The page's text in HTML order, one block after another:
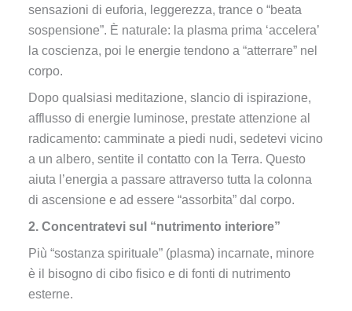
sensazioni di euforia, leggerezza, trance o “beata
sospensione”. È naturale: la plasma prima ‘accelera’
la coscienza, poi le energie tendono a “atterrare” nel
corpo.
Dopo qualsiasi meditazione, slancio di ispirazione,
afflusso di energie luminose, prestate attenzione al
radicamento: camminate a piedi nudi, sedetevi vicino
a un albero, sentite il contatto con la Terra. Questo
aiuta l’energia a passare attraverso tutta la colonna
di ascensione e ad essere “assorbita” dal corpo.
2. Concentratevi sul “nutrimento interiore”
Più “sostanza spirituale” (plasma) incarnate, minore
è il bisogno di cibo fisico e di fonti di nutrimento
esterne.